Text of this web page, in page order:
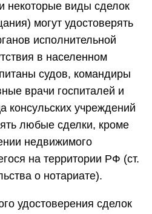
некоторые виды сделок
могут удостоверять
исполнительной
в населенном
судов, командиры
врачи госпиталей и
консульских учреждений
любые сделки, кроме
недвижимого
на территории РФ (ст.
о нотариате).
удостоверения сделок